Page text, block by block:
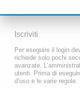
Iscriviti
Per eseguire il login
richiede solo pochi
avanzate.
utenti. Prima di
d’uso e le varie regole.